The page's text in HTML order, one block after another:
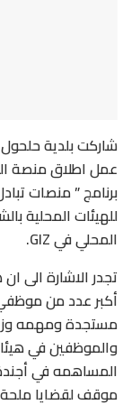
عمل اطلاق منصة
برنامج ” منصات
للهيئات المحلية
المحلي في GIZ.
تجدر الاشارة الى
أكبر عدد من
مستجدة ومهمه
والموظفين في
المساهمه في
موقف لقضايا